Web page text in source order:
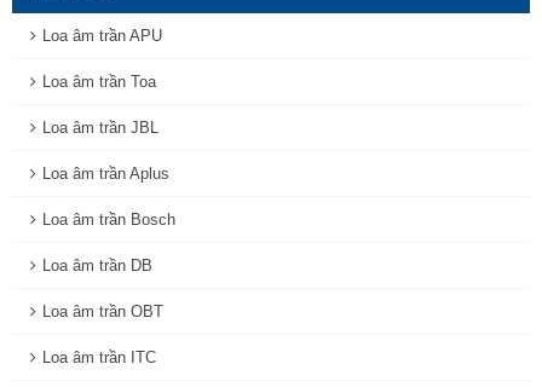
Loa âm trần APU
Loa âm trần Toa
Loa âm trần JBL
Loa âm trần Aplus
Loa âm trần Bosch
Loa âm trần DB
Loa âm trần OBT
Loa âm trần ITC